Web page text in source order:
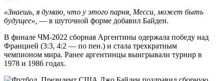
«Знаешь, я думаю, что у этого парня, Месси, может быть
будущее», — в шуточной форме добавил Байден.
В финале ЧМ-2022 сборная Аргентины одержала победу над
Францией (3:3, 4:2 — по пен.) и стала трехкратным
чемпионом мира. Ранее аргентинцы выигрывали турнир в
1978 и 1986 годах.